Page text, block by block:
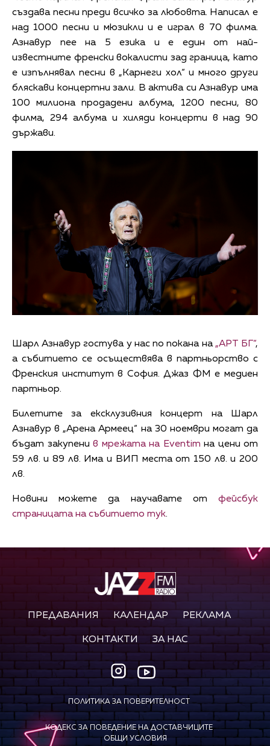
създава песни преди всичко за любовта. Написал е
над 1000 песни и мюзикли и е играл в 70 филма.
Азнавур пее на 5 езика и е един от най-
известните френски вокалисти зад граница, като
е изпълнявал песни в „Карнеги хол“ и много други
бляскави концертни зали. В актива си Азнавур има
100 милиона продадени албума, 1200 песни, 80
филма, 294 албума и хиляди концерти в над 90
държави.
Шарл Азнавур гостува у нас по покана на„АРТ БГ“,
а събитието се осъществява в партньорство с
Френския институт в София. Джаз ФМ е медиен
партньор.
Билетите за ексклузивния концерт на Шарл
Азнавур в „Арена Армеец“ на 30 ноември могат да
бъдат закупени в мрежата на Eventim на цени от
59 лв. и 89 лв. Има и ВИП места от 150 лв. и 200
лв.
Новини можете да научавате от фейсбук
страницата на събитието тук.
ПРЕДАВАНИЯ КАЛЕНДАР РЕКЛАМА
КОНТАКТИ ЗА НАС
ПОЛИТИКА ЗА ПОВЕРИТЕЛНОСТ
КОДЕКС ЗА ПОВЕДЕНИЕ НА ДОСТАВЧИЦИТЕ
ОБЩИ УСЛОВИЯ